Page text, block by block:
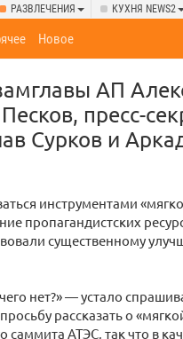
РАЗВЛЕЧЕНИЯ КУХНЯ NEWS2
Новое
АП
пресс-
Сурков и
инструментами
пропагандистских
существенному
нет?» — устало
рассказать о
саммита АТЭС, так что в